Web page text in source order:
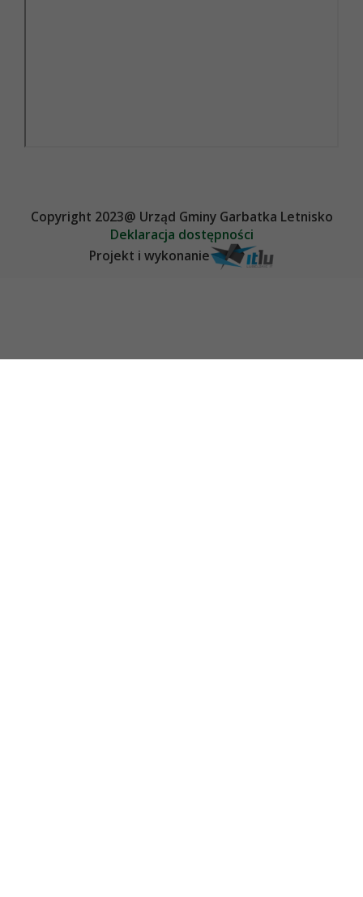
Copyright 2023@ Urząd Gminy Garbatka Letnisko
Deklaracja dostępności
Projekt i wykonanie